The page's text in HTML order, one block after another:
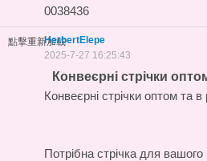
0038436
點擊重新加載HerbertElepe
2025-7-27 16:25:43
Конвеєрні стрічки
Конвеєрні стрічки оптом та в
Потрібна стрічка для